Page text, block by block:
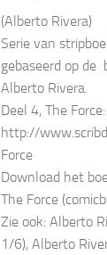
(Alberto Rivera)
Serie van
gebaseerd op de
Alberto Rivera.
Deel 4, The Force:
http://
Force
Download het
The Force
Zie ook: Alberto
1/6), Alberto